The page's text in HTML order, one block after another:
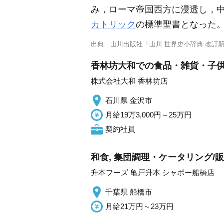
み，ローマ帝国西方に浸透し，
カトリックの標準聖書となった。
出典 山川出版社「山川 世界史小辞典 改訂新
香林坊大和での食品・雑貨・子
株式会社大和 香林坊店
石川県 金沢市
月給19万3,000円～25万円
契約社員
和食, 集団調理・ケータリング/
升本フーズ 亀戸升本 シャポー船橋店
千葉県 船橋市
月給21万円～23万円